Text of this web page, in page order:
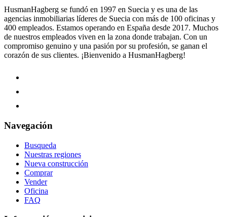
HusmanHagberg se fundó en 1997 en Suecia y es una de las
agencias inmobiliarias líderes de Suecia con más de 100 oficinas y
400 empleados. Estamos operando en España desde 2017. Muchos
de nuestros empleados viven en la zona donde trabajan. Con un
compromiso genuino y una pasión por su profesión, se ganan el
corazón de sus clientes. ¡Bienvenido a HusmanHagberg!
Navegación
Busqueda
Nuestras regiones
Nueva construcción
Comprar
Vender
Oficina
FAQ